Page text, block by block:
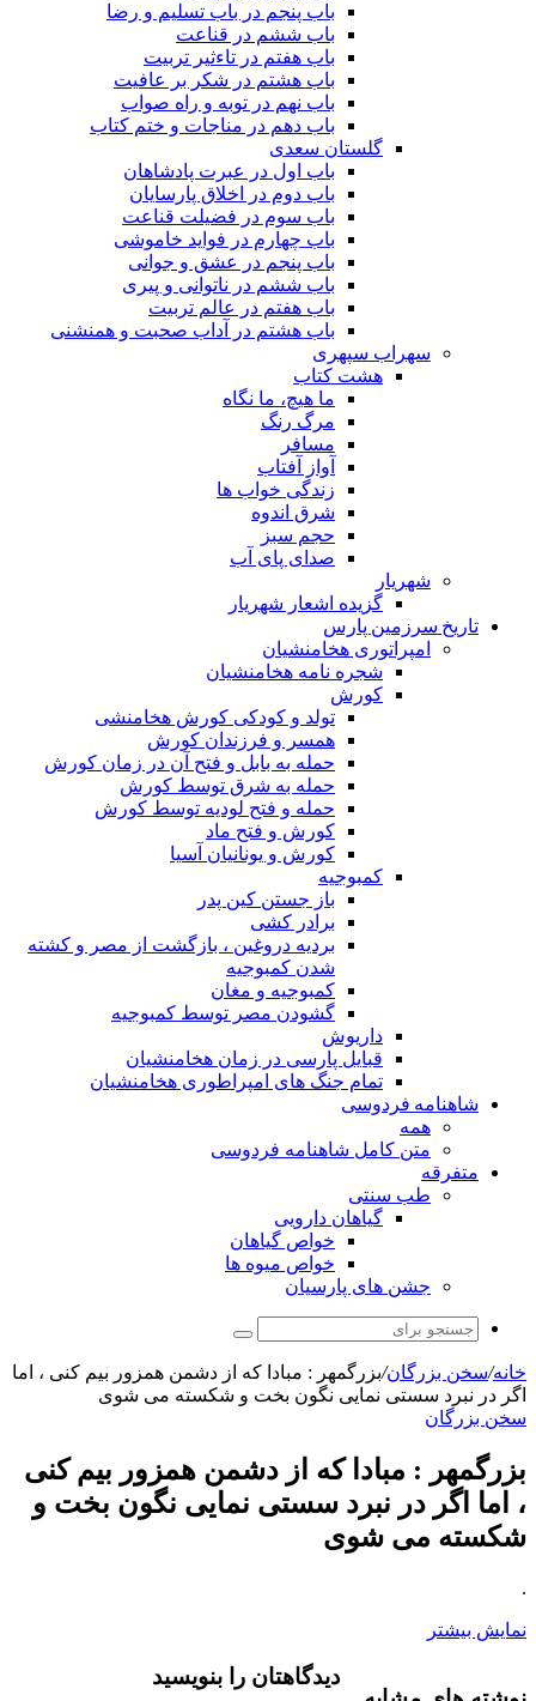
باب پنجم در باب تسلیم و رضا
باب ششم در قناعت
باب هفتم در تاءثیر تربیت
باب هشتم در شکر بر عافیت
باب نهم در توبه و راه صواب
باب دهم در مناجات و ختم کتاب
گلستان سعدی
باب اول در عبرت پادشاهان
باب دوم در اخلاق پارسایان
باب سوم در فضیلت قناعت
باب چهارم در فواید خاموشى
باب پنجم در عشق و جوانى
باب ششم در ناتوانى و پیرى
باب هفتم در عالم تربیت
باب هشتم در آداب صحبت و همنشنى
سهراب سپهری
هشت کتاب
ما هیچ، ما نگاه
مرگ رنگ
مسافر
آواز آفتاب
زندگی خواب ها
شرق اندوه
حجم سبز
صدای پای آب
شهریار
گزیده اشعار شهریار
تاریخ سرزمین پارس
امپراتوری هخامنشیان
شجره نامه هخامنشیان
کورش
تولد و کودکی کورش هخامنشی
همسر و فرزندان کورش
حمله به بابل و فتح آن در زمان کورش
حمله به شرق توسط کورش
حمله و فتح لودیه توسط کورش
کورش و فتح ماد
کورش و یونانیان آسیا
کمبوجیه
باز جستن کین پدر
برادر کشی
بردیه دروغین ، بازگشت از مصر و کشته
شدن کمبوجیه
کمبوجیه و مغان
گشودن مصر توسط کمبوجیه
داریوش
قبایل پارسی در زمان هخامنشیان
تمام جنگ های امپراطوری هخامنشیان
شاهنامه فردوسی
همه
متن کامل شاهنامه فردوسی
متفرقه
طب سنتی
گیاهان دارویی
خواص گیاهان
خواص میوه ها
جشن های پارسیان
جستجو
برای
خانه/سخن بزرگان/بزرگمهر : مبادا که از دشمن همزور بیم کنی ، اما
اگر در نبرد سستی نمایی نگون بخت و شکسته می شوی
سخن بزرگان
بزرگمهر : مبادا که از دشمن همزور بیم کنی
، اما اگر در نبرد سستی نمایی نگون بخت و
شکسته می شوی
.
نمایش بیشتر
دیدگاهتان را بنویسید